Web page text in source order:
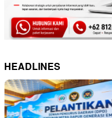
HEADLINES